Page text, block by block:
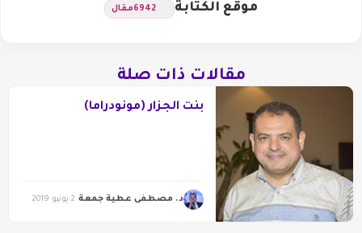
موقع الكتابة 6942مقال
مقالات ذات صلة
بنت الجزار (مونودراما)
د. مصطفى عطية جمعة 2 يونيو 2019